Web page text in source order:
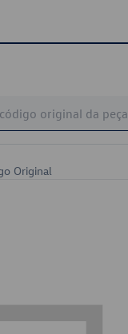
Original